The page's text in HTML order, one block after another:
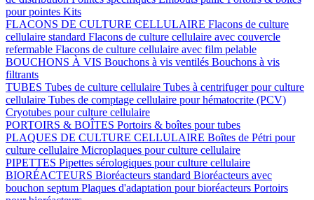
pour pointes Kits
FLACONS DE CULTURE CELLULAIRE Flacons de culture
cellulaire standard Flacons de culture cellulaire avec couvercle
refermable Flacons de culture cellulaire avec film pelable
BOUCHONS À VIS Bouchons à vis ventilés Bouchons à vis
filtrants
TUBES Tubes de culture cellulaire Tubes à centrifuger pour culture
cellulaire Tubes de comptage cellulaire pour hématocrite (PCV)
Cryotubes pour culture cellulaire
PORTOIRS & BOÎTES Portoirs & boîtes pour tubes
PLAQUES DE CULTURE CELLULAIRE Boîtes de Pétri pour
culture cellulaire Microplaques pour culture cellulaire
PIPETTES Pipettes sérologiques pour culture cellulaire
BIORÉACTEURS Bioréacteurs standard Bioréacteurs avec
bouchon septum Plaques d'adaptation pour bioréacteurs Portoirs